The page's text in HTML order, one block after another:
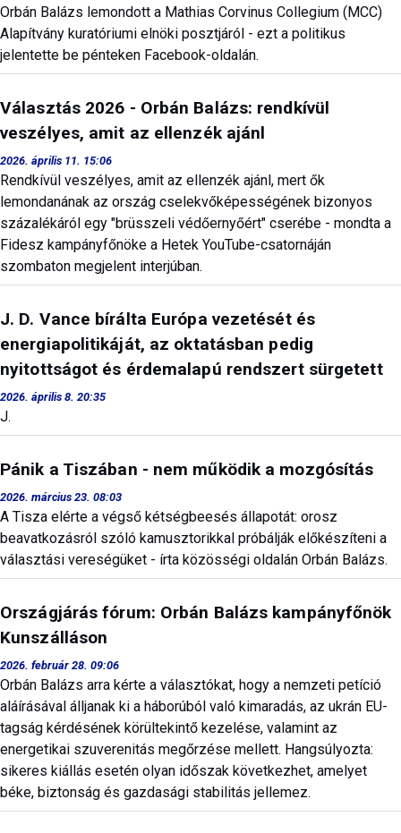
Orbán Balázs lemondott a Mathias Corvinus Collegium (MCC)
Alapítvány kuratóriumi elnöki posztjáról - ezt a politikus
jelentette be pénteken Facebook-oldalán.
Választás 2026 - Orbán Balázs: rendkívül
veszélyes, amit az ellenzék ajánl
2026. április 11. 15:06
Rendkívül veszélyes, amit az ellenzék ajánl, mert ők
lemondanának az ország cselekvőképességének bizonyos
százalékáról egy "brüsszeli védőernyőért" cserébe - mondta a
Fidesz kampányfőnöke a Hetek YouTube-csatornáján
szombaton megjelent interjúban.
J. D. Vance bírálta Európa vezetését és
energiapolitikáját, az oktatásban pedig
nyitottságot és érdemalapú rendszert sürgetett
2026. április 8. 20:35
J.
Pánik a Tiszában - nem működik a mozgósítás
2026. március 23. 08:03
A Tisza elérte a végső kétségbeesés állapotát: orosz
beavatkozásról szóló kamusztorikkal próbálják előkészíteni a
választási vereségüket - írta közösségi oldalán Orbán Balázs.
Országjárás fórum: Orbán Balázs kampányfőnök
Kunszálláson
2026. február 28. 09:06
Orbán Balázs arra kérte a választókat, hogy a nemzeti petíció
aláírásával álljanak ki a háborúból való kimaradás, az ukrán EU-
tagság kérdésének körültekintő kezelése, valamint az
energetikai szuverenitás megőrzése mellett. Hangsúlyozta:
sikeres kiállás esetén olyan időszak következhet, amelyet
béke, biztonság és gazdasági stabilitás jellemez.